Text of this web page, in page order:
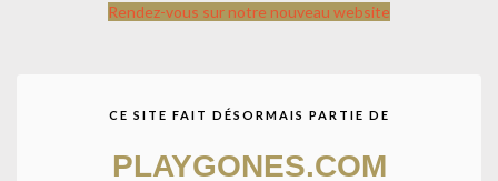
Rendez-vous sur notre nouveau website
CE SITE FAIT DÉSORMAIS PARTIE DE
PLAYGONES.COM